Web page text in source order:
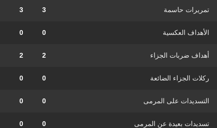
تمريرات حاسمة 3
3
الأهداف العكسية 0
0
أهداف ضربات الجزاء 2
2
ركلات الجزاء الضائعة 0
0
التسديدات على المرمى 0
0
تسديدات بعيدة عن المرمى 0
0